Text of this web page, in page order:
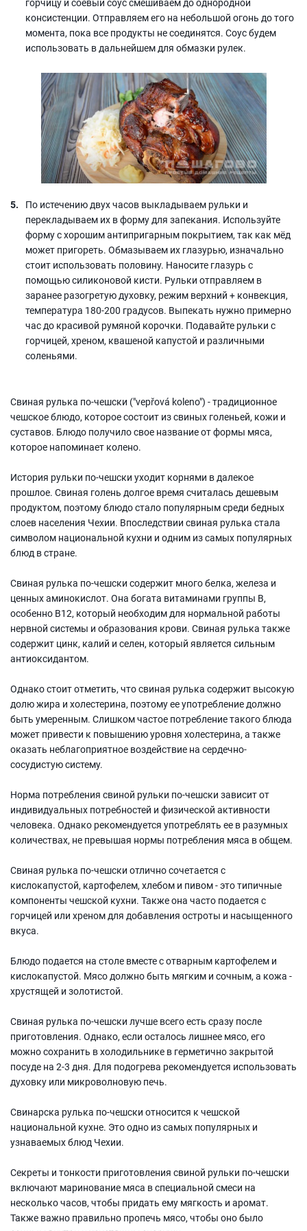
консистенции. Отправляем его на небольшой огонь до того
момента, пока все продукты не соединятся. Соус будем
использовать в дальнейшем для обмазки рулек.
По истечению двух часов выкладываем рульки и
перекладываем их в форму для запекания. Используйте
форму с хорошим антипригарным покрытием, так как мёд
может пригореть. Обмазываем их глазурью, изначально
стоит использовать половину. Наносите глазурь с
помощью силиконовой кисти. Рульки отправляем в
заранее разогретую духовку, режим верхний + конвекция,
температура 180-200 градусов. Выпекать нужно примерно
час до красивой румяной корочки. Подавайте рульки с
горчицей, хреном, квашеной капустой и различными
соленьями.
Свиная рулька по-чешски ("vepřová koleno") - традиционное
чешское блюдо, которое состоит из свиных голеньей, кожи и
суставов. Блюдо получило свое название от формы мяса,
которое напоминает колено.
История рульки по-чешски уходит корнями в далекое
прошлое. Свиная голень долгое время считалась дешевым
продуктом, поэтому блюдо стало популярным среди бедных
слоев населения Чехии. Впоследствии свиная рулька стала
символом национальной кухни и одним из самых популярных
блюд в стране.
Свиная рулька по-чешски содержит много белка, железа и
ценных аминокислот. Она богата витаминами группы B,
особенно B12, который необходим для нормальной работы
нервной системы и образования крови. Свиная рулька также
содержит цинк, калий и селен, который является сильным
антиоксидантом.
Однако стоит отметить, что свиная рулька содержит высокую
долю жира и холестерина, поэтому ее употребление должно
быть умеренным. Слишком частое потребление такого блюда
может привести к повышению уровня холестерина, а также
оказать неблагоприятное воздействие на сердечно-
сосудистую систему.
Норма потребления свиной рульки по-чешски зависит от
индивидуальных потребностей и физической активности
человека. Однако рекомендуется употреблять ее в разумных
количествах, не превышая нормы потребления мяса в общем.
Свиная рулька по-чешски отлично сочетается с
кислокапустой, картофелем, хлебом и пивом - это типичные
компоненты чешской кухни. Также она часто подается с
горчицей или хреном для добавления остроты и насыщенного
вкуса.
Блюдо подается на столе вместе с отварным картофелем и
кислокапустой. Мясо должно быть мягким и сочным, а кожа -
хрустящей и золотистой.
Свиная рулька по-чешски лучше всего есть сразу после
приготовления. Однако, если осталось лишнее мясо, его
можно сохранить в холодильнике в герметично закрытой
посуде на 2-3 дня. Для подогрева рекомендуется использовать
духовку или микроволновую печь.
Свинарска рулька по-чешски относится к чешской
национальной кухне. Это одно из самых популярных и
узнаваемых блюд Чехии.
Секреты и тонкости приготовления свиной рульки по-чешски
включают маринование мяса в специальной смеси на
несколько часов, чтобы придать ему мягкость и аромат.
Также важно правильно пропечь мясо, чтобы оно было